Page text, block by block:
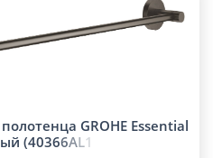
GROHE Essential
(40366AL1